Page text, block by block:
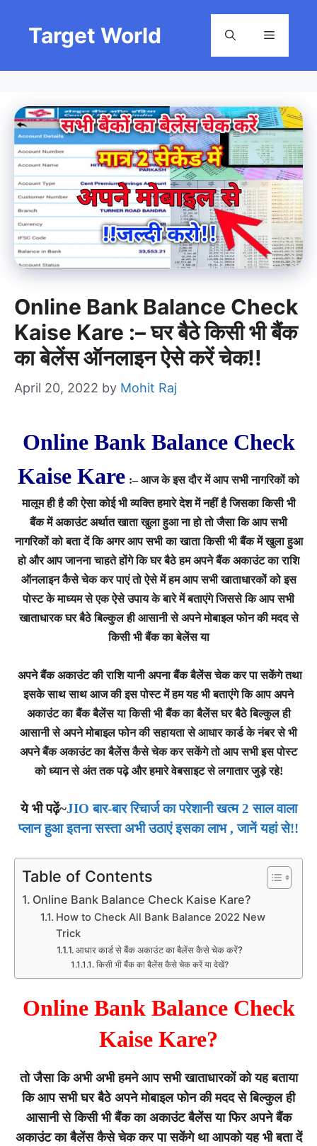
contentTarget World Menu
Online Bank Balance Check
Kaise Kare :– घर बैठे किसी भी बैंक
का बेलेंस ऑनलाइन ऐसे करें चेक!!
April 20, 2022 by Mohit Raj
Online Bank Balance Check
Kaise Kare :– आज के इस दौर में आप सभी नागरिकों को
मालूम ही है की ऐसा कोई भी व्यक्ति हमारे देश में नहीं है जिसका किसी भी
बैंक में अकाउंट अर्थात खाता खुला हुआ ना हो तो जैसा कि आप सभी
नागरिकों को बता दें कि अगर आप सभी का खाता किसी भी बैंक में खुला हुआ
हो और आप जानना चाहते होंगे कि घर बैठे हम अपने बैंक अकाउंट का राशि
ऑनलाइन कैसे चेक कर पाएं तो ऐसे में हम आप सभी खाताधारकों को इस
पोस्ट के माध्यम से एक ऐसे उपाय के बारे में बताएंगे जिससे कि आप सभी
खाताधारक घर बैठे बिल्कुल ही आसानी से अपने मोबाइल फोन की मदद से
किसी भी बैंक का बेलेंस या
अपने बैंक अकाउंट की राशि यानी अपना बैंक बैलेंस चेक कर पा सकेंगे तथा
इसके साथ साथ आज की इस पोस्ट में हम यह भी बताएंगे किआप अपने
अकाउंट का बैंक बैलेंस या किसी भी बैंक का बैलेंस घर बैठे बिल्कुल ही
आसानी से अपने मोबाइल फोन की सहायता से आधार कार्ड के नंबर से भी
अपने बैंक अकाउंट का बैलेंस कैसे चेक कर सकेंगेतो आप सभी इस पोस्ट
को ध्यान से अंत तक पढ़े और हमारे वेबसाइट से लगातार जुड़े रहे!
ये भी पढ़ें~JIO बार-बार रिचार्ज का परेशानी खत्म 2 साल वाला
प्लान हुआ इतना सस्ता अभी उठाएं इसका लाभ , जानें यहां से!!
Table of Contents
Online Bank Balance Check Kaise Kare?
How to Check All Bank Balance 2022 New
Trick
आधार कार्ड से बैंक अकाउंट का बैलेंस कैसे चेक करें?
किसी भी बैंक का बैलेंस कैसे चेक करें या देखें?
Online Bank Balance Check
Kaise Kare?
तो जैसा कि अभी अभी हमने आप सभी खाताधारकों को यह बताया
कि आप सभी घर बैठे अपने मोबाइल फोन की मदद से बिल्कुल ही
आसानी से किसी भी बैंक का अकाउंट बैलेंस या फिर अपने बैंक
अकाउंट का बैलेंस कैसे चेक कर पा सकेंगे था आपको यह भी बता दें